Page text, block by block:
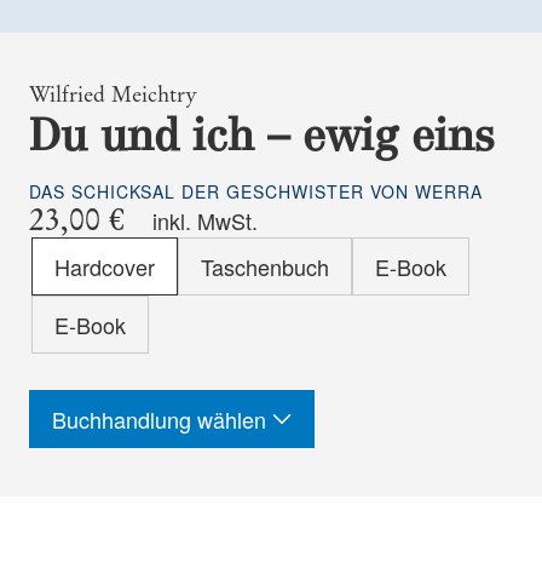
Wilfried Meichtry
Du und ich – ewig eins
DAS SCHICKSAL DER GESCHWISTER VON WERRA
23,00 €
inkl. MwSt.
ISBN
Hardcover Taschenbuch
E-Book
E-Book
Buchhandlung wählen